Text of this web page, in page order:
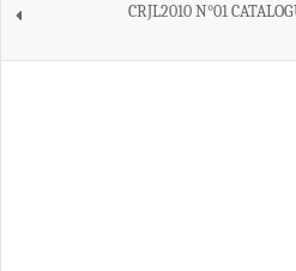
CRJL2010 N°01